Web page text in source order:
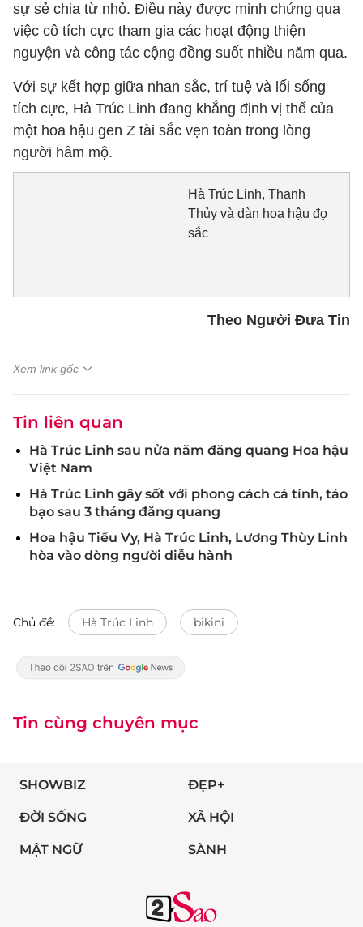
sự sẻ chia từ nhỏ. Điều này được minh chứng qua
việc cô tích cực tham gia các hoạt động thiện
nguyện và công tác cộng đồng suốt nhiều năm qua.
Với sự kết hợp giữa nhan sắc, trí tuệ và lối sống
tích cực, Hà Trúc Linh đang khẳng định vị thế của
một hoa hậu gen Z tài sắc vẹn toàn trong lòng
người hâm mộ.
Hà Trúc Linh, Thanh
Thủy và dàn hoa hậu đọ
sắc
Theo Người Đưa Tin
Xem link gốc
Tin liên quan
Hà Trúc Linh sau nửa năm đăng quang Hoa hậu
Việt Nam
Hà Trúc Linh gây sốt với phong cách cá tính, táo
bạo sau 3 tháng đăng quang
Hoa hậu Tiểu Vy, Hà Trúc Linh, Lương Thùy Linh
hòa vào dòng người diễu hành
Chủ đề: Hà Trúc Linh bikini
Tin cùng chuyên mục
SHOWBIZ ĐẸP+
ĐỜI SỐNG XÃ HỘI
MẬT NGỮ SÀNH